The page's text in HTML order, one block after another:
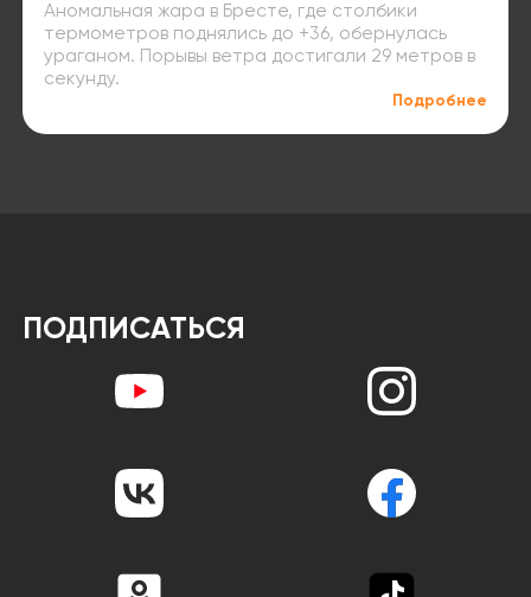
Аномальная жара в Бресте, где столбики
термометров поднялись до +36, обернулась
ураганом. Порывы ветра достигали 29 метров в
секунду.
Подробнее
ПОДПИСАТЬСЯ